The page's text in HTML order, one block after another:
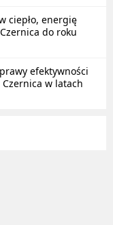
ciepło, energię
do roku
efektywności
w latach